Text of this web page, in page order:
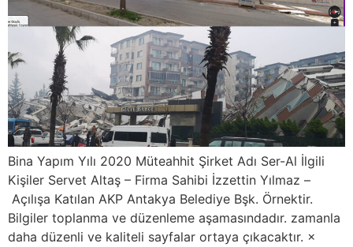
Bina Yapım Yılı 2020 Müteahhit Şirket Adı Ser-Al İlgili
Kişiler Servet Altaş – Firma Sahibi İzzettin Yılmaz –
Açılışa Katılan AKP Antakya Belediye Bşk. Örnektir.
Bilgiler toplanma ve düzenleme aşamasındadır. zamanla
daha düzenli ve kaliteli sayfalar ortaya çıkacaktır. ×